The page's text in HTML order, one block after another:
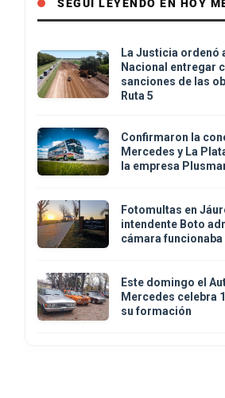
SEGUÍ LEYENDO EN HOY
La Justicia ordenó
Nacional entregar
sanciones de las
Ruta 5
Confirmaron la
Mercedes y La
la empresa
Fotomultas en
intendente Boto
cámara funcionaba
Este domingo el
Mercedes celebra
su formación